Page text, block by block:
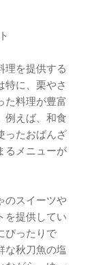
理を提供する
特に、栗やさ
た料理が豊富
例えば、和食
ったおばんざ
るメニューが
のスイーツや
を提供してい
ぴったりで
な秋刀魚の塩